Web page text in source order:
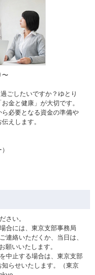
〜
ごしたいですか？ゆとり
金と健康」が大切です。
必要となる資金の準備や
えします。
さい。
合には、東京支部事務局
連絡いただくか、当日は、
願いいたします。
中止する場合は、東京支部
らせいたします。（東京